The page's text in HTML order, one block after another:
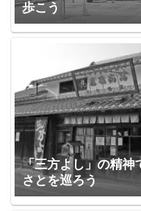
歩こう
「三方よし」の精神
さとを巡ろう